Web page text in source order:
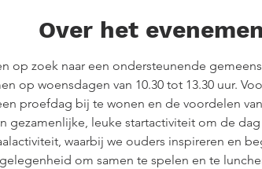
Over het
op zoek naar een ondersteunende
op woensdagen van 10.30 tot 13.30 uur.
proefdag bij te wonen en de voordelen
gezamenlijke, leuke startactiviteit om de
waarbij we ouders inspireren en
om samen te spelen en te